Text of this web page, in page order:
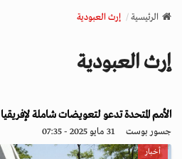
v
a
o
n
الرئيسية إرث العبودية
إرث العبودية
الأمم المتحدة تدعو لتعويضات شاملة
جسور بوست 31 مايو 2025 - 07:35
أخبار